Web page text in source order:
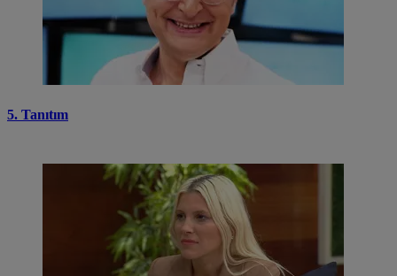
5. Tanıtım